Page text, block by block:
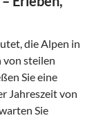
die Alpen in
von steilen
Sie eine
Jahreszeit von
Sie